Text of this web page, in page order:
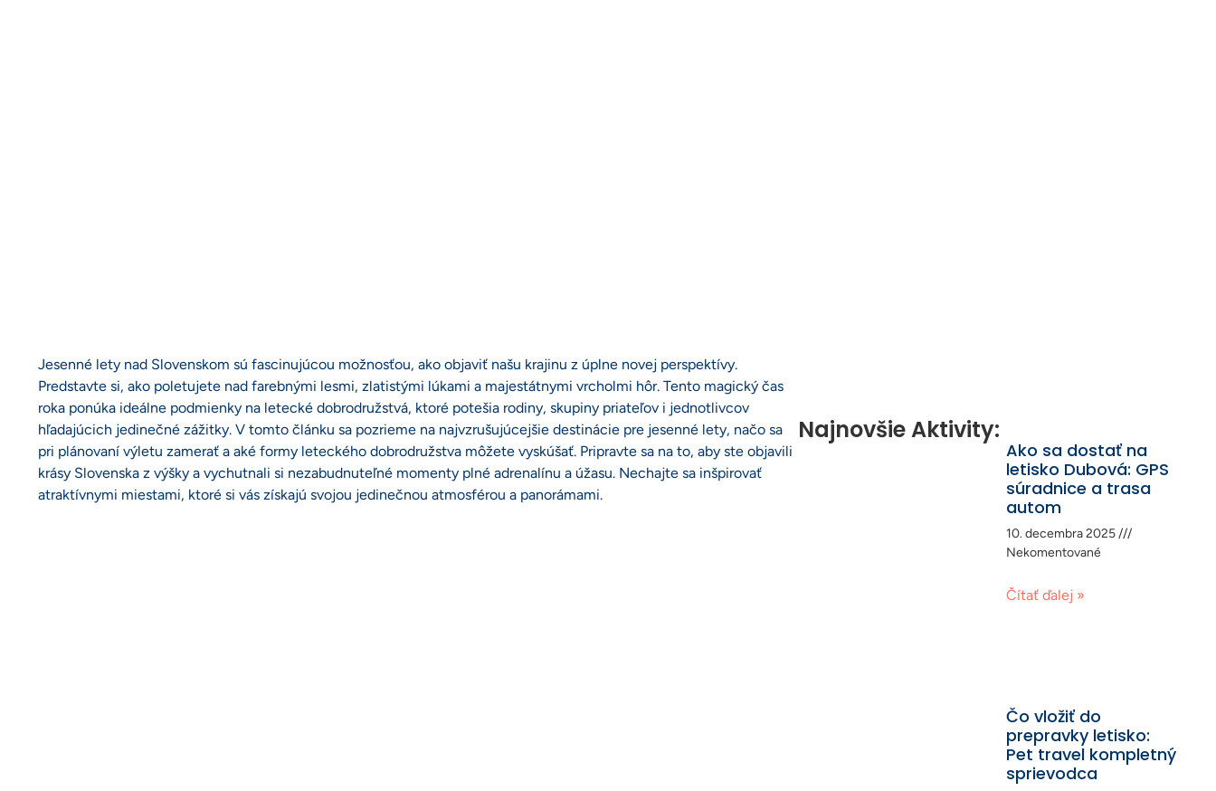
Jesenné lety nad Slovenskom sú fascinujúcou možnosťou, ako objaviť našu krajinu z úplne novej perspektívy.
Predstavte si, ako poletujete nad farebnými lesmi, zlatistými lúkami a majestátnymi vrcholmi hôr. Tento magický čas
roka ponúka ideálne podmienky na letecké dobrodružstvá, ktoré potešia rodiny, skupiny priateľov i jednotlivcov
hľadajúcich jedinečné zážitky. V tomto článku sa pozrieme na najvzrušujúcejšie destinácie pre jesenné lety, načo sa
pri plánovaní výletu zamerať a aké formy leteckého dobrodružstva môžete vyskúšať. Pripravte sa na to, aby ste objavili
krásy Slovenska z výšky a vychutnali si nezabudnuteľné momenty plné adrenalínu a úžasu. Nechajte sa inšpirovať
atraktívnymi miestami, ktoré si vás získajú svojou jedinečnou atmosférou a panorámami.
Najnovšie Aktivity:
Ako sa dostať na
letisko Dubová: GPS
súradnice a trasa
autom
10. decembra 2025
Nekomentované
Čítať ďalej »
Čo vložiť do
prepravky letisko:
Pet travel kompletný
sprievodca